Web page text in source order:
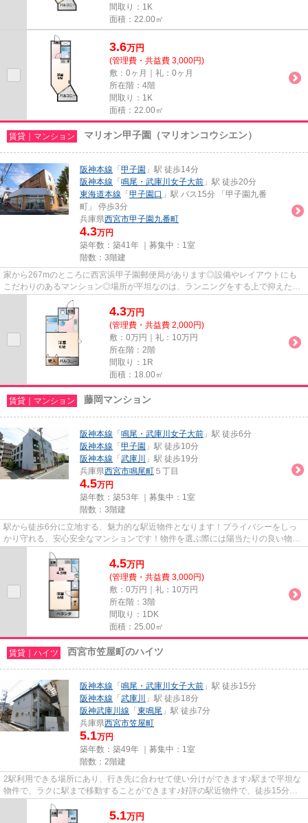
間取り：1K
面積：22.00㎡
3.6万円
(管理費・共益費 3,000円)
敷：0ヶ月｜礼：0ヶ月
所在階：4階
間取り：1K
面積：22.00㎡
賃貸｜マンション マリオン甲子園（マリオンコウシエン）
阪神本線 「 甲子園 」駅 徒歩14分
阪神本線 「 鳴尾・武庫川女子大前 」駅 徒歩20分
東海道本線 「 甲子園口 」駅 バス15分 「甲子園九番
町」 停歩3分
兵庫県西宮市甲子園九番町
4.3万円
築年数：築41年 ｜募集中： 1室
階数：3階建
家から267mのところに西宮浜甲子園郵便局があります◎設備やレイアウトにも
こだわりのあるマンション◎場所が平坦なのは、ランニングをする上で抑えたい
ポイントですね◎駅まで歩いて14分...
4.3万円
(管理費・共益費 2,000円)
敷：0万円｜礼：10万円
所在階：2階
間取り：1R
面積：18.00㎡
賃貸｜マンション 藤岡マンション
阪神本線 「 鳴尾・武庫川女子大前 」駅 徒歩6分
阪神本線 「 甲子園 」駅 徒歩10分
阪神本線 「 武庫川
」駅 徒歩19分
兵庫県西宮市鳴尾町 ５丁目
4.5万円
築年数：築53年 ｜募集中： 1室
階数：3階建
駅から徒歩6分に立地する、魅力的な駅近物件となります！プライバシーをしっ
かり守れる、安心安全なマンションです！物件を選ぶ際には陽当たりの良い物件
を探したいですね！今回はそん...
4.5万円
(管理費・共益費 3,000円)
敷：0万円｜礼：10万円
所在階：3階
間取り：1DK
面積：25.00㎡
賃貸｜ハイツ 西宮市笠屋町のハイツ
阪神本線 「 鳴尾・武庫川女子大前 」駅 徒歩15分
阪神本線 「 武庫川
」駅 徒歩18分
阪神武庫川線 「 東鳴尾 」駅 徒歩7分
兵庫県西宮市笠屋町
5.1万円
築年数：築49年 ｜募集中： 1室
階数：2階建
2駅利用できる場所にあり、行き先に合わせて使い分けができます♪駅まで平坦な
物件で、ラクに駅まで移動することができます♪好評の駅近物件で、徒歩15分で
のアクセスが可能です♪当社ス...
5.1万円